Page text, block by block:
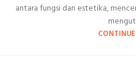
antara fungsi dan estetika,